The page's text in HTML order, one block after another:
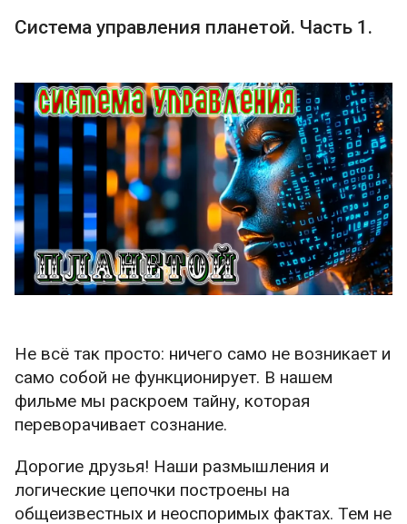
Система управления планетой. Часть 1.
Не всё так просто: ничего само не возникает и
само собой не функционирует. В нашем
фильме мы раскроем тайну, которая
переворачивает сознание.
Дорогие друзья! Наши размышления и
логические цепочки построены на
общеизвестных и неоспоримых фактах. Тем не